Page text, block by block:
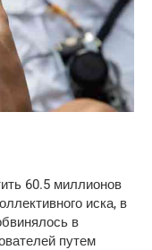
60.5 миллионов
иска, в
в
путем